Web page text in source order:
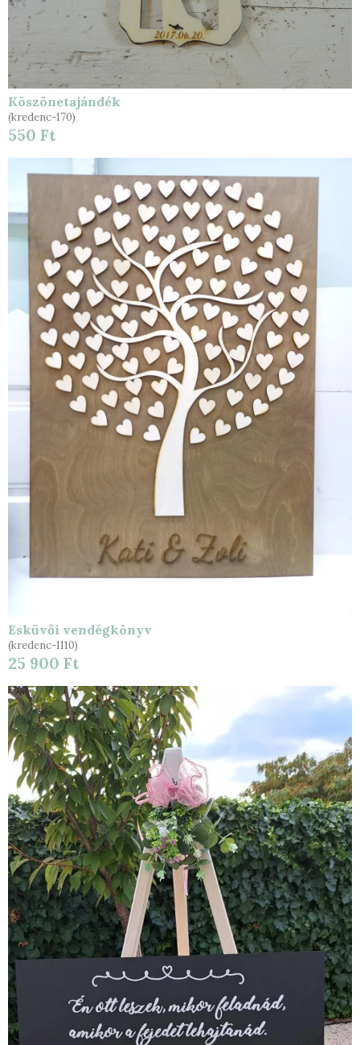
Köszönetajándék
(kredenc-170)
550 Ft
Esküvői vendégkönyv
(kredenc-1110)
25 900 Ft